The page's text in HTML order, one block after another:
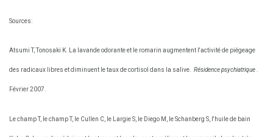
Sources:
Atsumi T, Tonosaki K. La lavande odorante et le romarin augmentent l'activité de piégeage
des radicaux libres et diminuent le taux de cortisol dans la salive. Résidence psychiatrique.
Février 2007.
Le champ T, le champ T, le Cullen C, le Largie S, le Diego M, le Schanberg S, l'huile de bain